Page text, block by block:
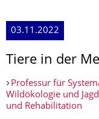
03.11.2022
Tiere in der
Professur für
Wildökologie und
und Rehabilitation